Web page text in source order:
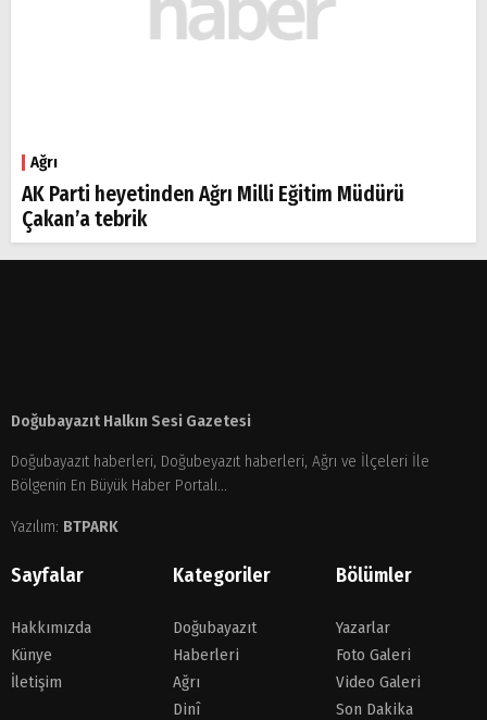
Ağrı
AK Parti heyetinden Ağrı Milli Eğitim Müdürü
Çakan’a tebrik
Doğubayazıt Halkın Sesi Gazetesi
Doğubayazıt haberleri, Doğubeyazıt haberleri, Ağrı ve İlçeleri İle
Bölgenin En Büyük Haber Portalı...
Yazılım: BTPARK
Sayfalar
Hakkımızda
Künye
İletişim
Kategoriler
Doğubayazıt
Haberleri
Ağrı
Dinî
Bölümler
Yazarlar
Foto Galeri
Video Galeri
Son Dakika